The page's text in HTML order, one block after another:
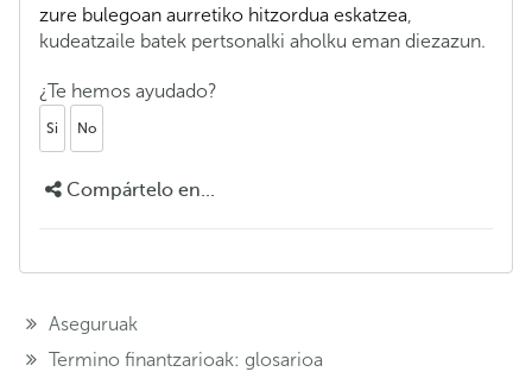
zure bulegoan aurretiko hitzordua eskatzea,
kudeatzaile batek pertsonalki aholku eman diezazun.
¿Te hemos ayudado?
Si No
Compártelo en...
Aseguruak
Termino finantzarioak: glosarioa